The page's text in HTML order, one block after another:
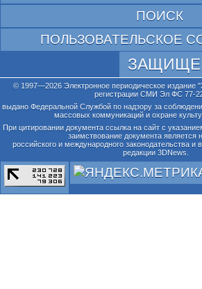
ПОИСК
ПОЛЬЗОВАТЕЛЬСКОЕ
© 1997—2026 Электронное периодическое издание
регистрации СМИ Эл ФС 77-
выдано Федеральной Службой по надзору за
массовых коммуникаций и охране
При цитировании документа ссылка на сайт с
заимствование документа является
российского и международного законодательства и
редакции 3DNews.